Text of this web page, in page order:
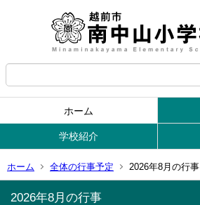
ホーム
学校紹介
ホーム 全体の行事予定 2026年8月の行事
2026年8月の行事